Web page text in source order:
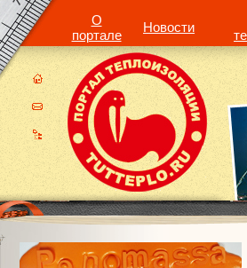
О
портале
Новости